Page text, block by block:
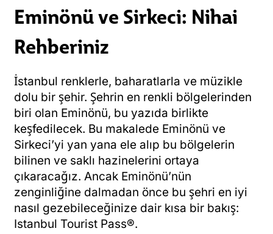
Eminönü ve Sirkeci: Nihai
Rehberiniz
İstanbul renklerle, baharatlarla ve müzikle
dolu bir şehir. Şehrin en renkli bölgelerinden
biri olan Eminönü, bu yazıda birlikte
keşfedilecek. Bu makalede Eminönü ve
Sirkeci’yi yan yana ele alıp bu bölgelerin
bilinen ve saklı hazinelerini ortaya
çıkaracağız. Ancak Eminönü’nün
zenginliğine dalmadan önce bu şehri en iyi
nasıl gezebileceğinize dair kısa bir bakış:
Istanbul Tourist Pass®.